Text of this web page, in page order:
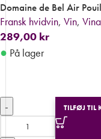
Domaine de Bel Air
Fransk hvidvin, Vin,
289,00 kr
● På lager
- TILFØJ TIL